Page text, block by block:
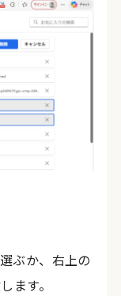
ぶか、右上の
ます。